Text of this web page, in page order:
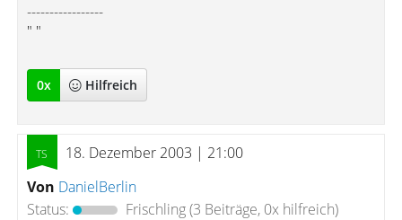
-----------------
" "
0x Hilfreich
18. Dezember 2003 | 21:00
Von DanielBerlin
Status:
Frischling(3 Beiträge, 0x hilfreich)